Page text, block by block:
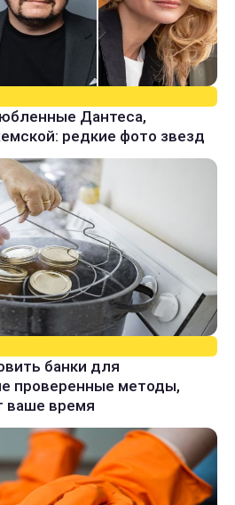
Дантеса,
редкие фото звезд
банки для
проверенные методы,
ваше время